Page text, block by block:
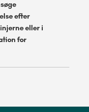
udenfor
efter
eller i
for